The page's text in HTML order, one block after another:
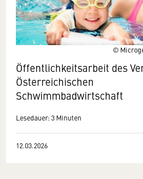
©
Öffentlichkeitsarbeit des
Österreichischen
Schwimmbadwirtschaft
Lesedauer: 3 Minuten
12.03.2026